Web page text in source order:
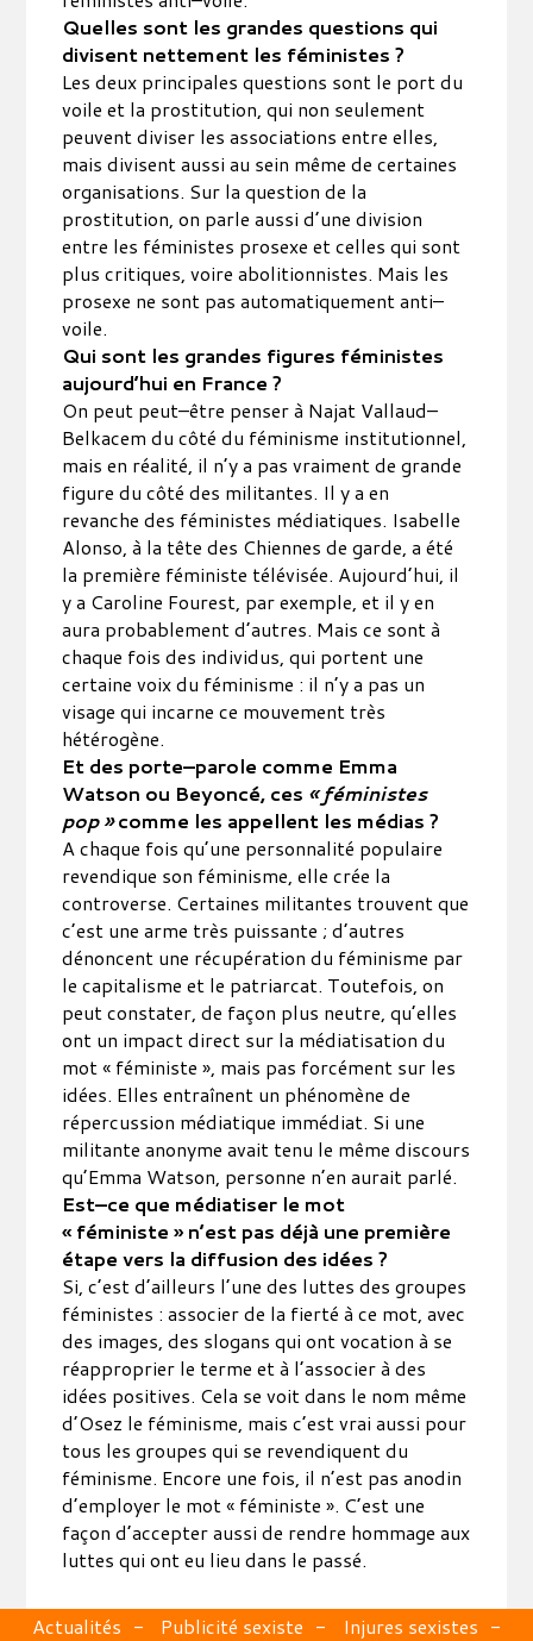
Quelles sont les grandes questions qui
divisent nettement les féministes ?
Les deux principales questions sont le port du
voile et la prostitution, qui non seulement
peuvent diviser les associations entre elles,
mais divisent aussi au sein même de certaines
organisations. Sur la question de la
prostitution, on parle aussi d’une division
entre les féministes prosexe et celles qui sont
plus critiques, voire abolitionnistes. Mais les
prosexe ne sont pas automatiquement anti–
voile.
Qui sont les grandes figures féministes
aujourd’hui en France ?
On peut peut–être penser à Najat Vallaud–
Belkacem du côté du féminisme institutionnel,
mais en réalité, il n’y a pas vraiment de grande
figure du côté des militantes. Il y a en
revanche des féministes médiatiques. Isabelle
Alonso, à la tête des Chiennes de garde, a été
la première féministe télévisée. Aujourd’hui, il
y a Caroline Fourest, par exemple, et il y en
aura probablement d’autres. Mais ce sont à
chaque fois des individus, qui portent une
certaine voix du féminisme : il n’y a pas un
visage qui incarne ce mouvement très
hétérogène.
Et des porte–parole comme Emma
Watson ou Beyoncé, ces « féministes
pop »comme les appellent les médias ?
A chaque fois qu’une personnalité populaire
revendique son féminisme, elle crée la
controverse. Certaines militantes trouvent que
c’est une arme très puissante ; d’autres
dénoncent une récupération du féminisme par
le capitalisme et le patriarcat. Toutefois, on
peut constater, de façon plus neutre, qu’elles
ont un impact direct sur la médiatisation du
mot « féministe », mais pas forcément sur les
idées. Elles entraînent un phénomène de
répercussion médiatique immédiat. Si une
militante anonyme avait tenu le même discours
qu’Emma Watson, personne n’en aurait parlé.
Est–ce que médiatiser le mot
« féministe » n’est pas déjà une première
étape vers la diffusion des idées ?
Si, c’est d’ailleurs l’une des luttes des groupes
féministes : associer de la fierté à ce mot, avec
des images, des slogans qui ont vocation à se
réapproprier le terme et à l’associer à des
idées positives. Cela se voit dans le nom même
d’Osez le féminisme, mais c’est vrai aussi pour
tous les groupes qui se revendiquent du
féminisme. Encore une fois, il n’est pas anodin
d’employer le mot « féministe ». C’est une
façon d’accepter aussi de rendre hommage aux
luttes qui ont eu lieu dans le passé.
Actualités Publicité sexiste Injures sexistes